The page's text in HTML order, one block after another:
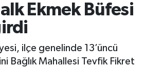
Ekmek Büfesi
ilçe genelinde 13’üncü
Bağlık Mahallesi Tevfik Fikret
Yoğunluk Haritası
Durumu ve Fikstür